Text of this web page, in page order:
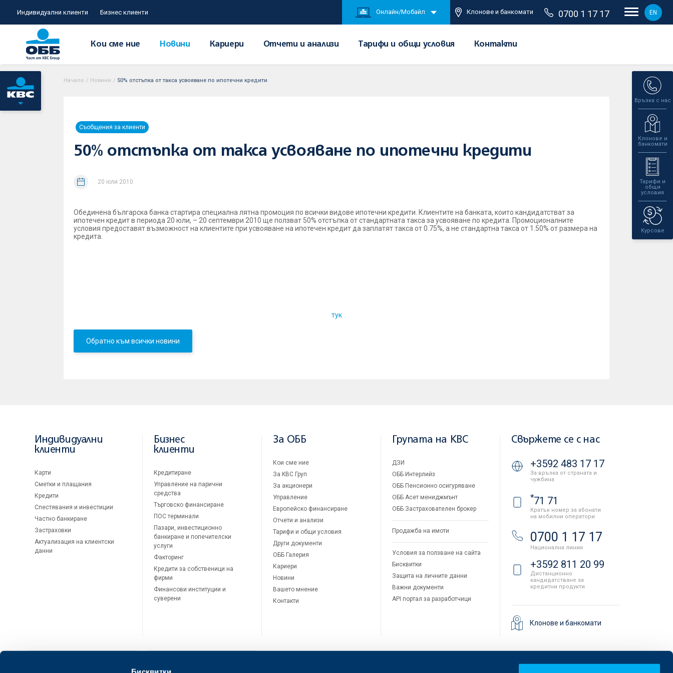
Индивидуални клиенти Бизнес клиенти Онлайн/Мобайл Клонове и банкомати 0700 1 17 17 EN
Кои сме ние Новини Кариери Отчети и анализи Тарифи и общи условия Контакти
Връзка с нас
Клонове и
банкомати
Тарифи и
общи
условия
Курсове
Начало / Новини / 50% отстъпка от такса усвояване по ипотечни кредити
Съобщения за клиенти
50% отстъпка от такса усвояване по ипотечни кредити
20 юли 2010
Обединена българска банка стартира специална лятна промоция по всички видове ипотечни кредити. Клиентите на банката, които кандидатстват за
ипотечен кредит в периода 20 юли, – 20 септември 2010 ще ползват 50% отстъпка от стандартната такса за усвояване по кредита. Промоционалните
условия предоставят възможност на клиентите при усвояване на ипотечен кредит да заплатят такса от 0.75%, а не стандартна такса от 1.50% от размера на
кредита.
тук
Обратно към всички новини
Индивидуални
клиенти
Карти
Сметки и плащания
Кредити
Спестявания и инвестиции
Частно банкиране
Застраховки
Актуализация на клиентски
данни
Бизнес
клиенти
Кредитиране
Управление на парични
средства
Търговско финансиране
ПОС терминали
Пазари, инвестиционно
банкиране и попечителски
услуги
Факторинг
Кредити за собственици на
фирми
Финансови институции и
суверени
За ОББ
Кои сме ние
За KBC Груп
За акционери
Управление
Европейско финансиране
Отчети и анализи
Тарифи и общи условия
Други документи
ОББ Галерия
Кариери
Новини
Вашето мнение
Контакти
Групата на KBC
ДЗИ
ОББ Интерлийз
ОББ Пенсионно осигуряване
ОББ Асет мениджмънт
ОББ Застрахователен брокер
Продажба на имоти
Условия за ползване на сайта
Бисквитки
Защита на личните данни
Важни документи
API портал за разработчици
Свържете се с нас
+3592 483 17 17
За връзка от страната и
чужбина
*71 71
Кратък номер за абонати
на мобилни оператори
0700 1 17 17
Национална линия
+3592 811 20 99
Дистанционно
кандидатстване за
кредитни продукти
Клонове и банкомати